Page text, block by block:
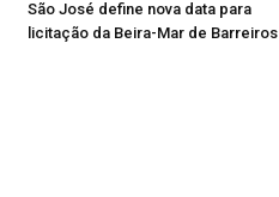
São José define nova data para
licitação da Beira-Mar de Barreiros